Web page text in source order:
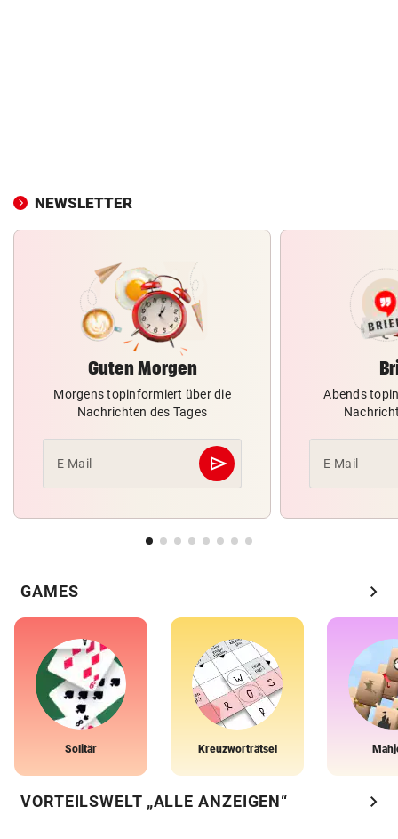
NEWSLETTER
Guten Morgen
Morgens topinformiert über die
Nachrichten des Tages
E-Mail send
Abschicken
Abends
E-Mail
GAMES chevron_right
Solitär Kreuzworträtsel
VORTEILSWELT „ALLE ANZEIGEN“ chevron_right